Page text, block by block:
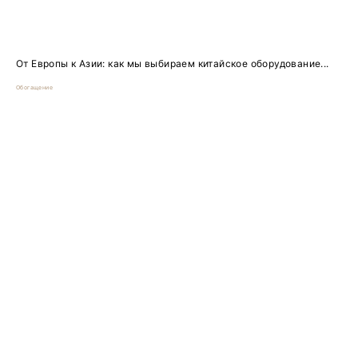
От Европы к Азии: как мы выбираем китайское оборудование...
Обогащение